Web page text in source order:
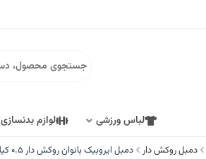
لباس ورزشی لوازم بدنسازی
دمبل روکش دار دمبل ایروبیک بانوان روکش‌ دار 0.5 کیلوگرمی رکورد مدل New - دو عددی